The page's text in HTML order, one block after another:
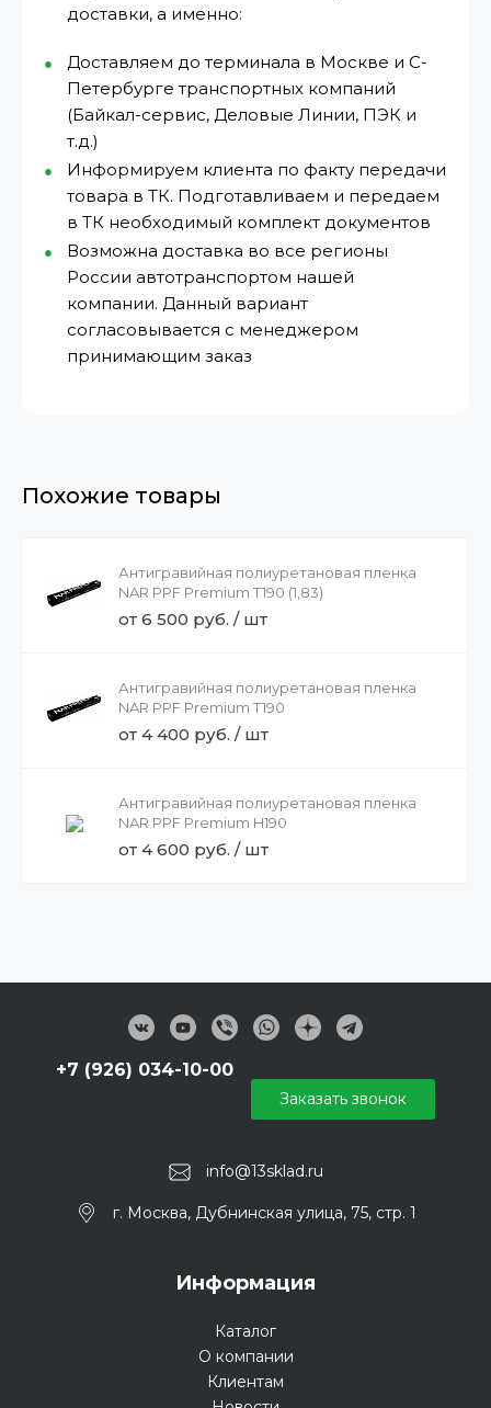
доставки, а именно:
Доставляем до терминала в Москве и С-
Петербурге транспортных компаний
(Байкал-сервис, Деловые Линии, ПЭК и
т.д.)
Информируем клиента по факту передачи
товара в ТК. Подготавливаем и передаем
в ТК необходимый комплект документов
Возможна доставка во все регионы
России автотранспортом нашей
компании. Данный вариант
согласовывается с менеджером
принимающим заказ
Похожие товары
Антигравийная полиуретановая пленка
NAR PPF Premium T190 (1,83)
от 6 500 руб. / шт
Антигравийная полиуретановая пленка
NAR PPF Premium T190
от 4 400 руб. / шт
Антигравийная полиуретановая пленка
NAR PPF Premium H190
от 4 600 руб. / шт
info@13sklad.ru
+7 (926) 034-10-00
г. Москва, Дубнинская улица, 75, стр. 1
Заказать звонок
Информация
Каталог
О компании
Клиентам